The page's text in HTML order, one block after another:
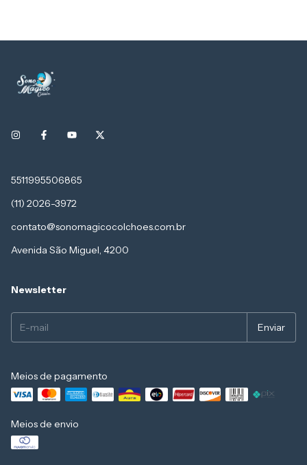
5511995506865
(11) 2026-3972
contato@sonomagicocolchoes.com.br
Avenida São Miguel, 4200
Newsletter
Meios de pagamento
Meios de envio